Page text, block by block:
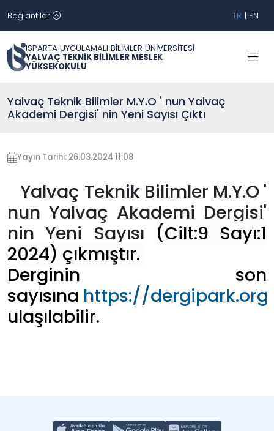
Bağlantılar TR | EN
ISPARTA UYGULAMALI BİLİMLER ÜNİVERSİTESİ
YALVAÇ TEKNİK BİLİMLER MESLEK
YÜKSEKOKULU
Yalvaç Teknik Bilimler M.Y.O ' nun Yalvaç
Akademi Dergisi' nin Yeni Sayısı Çıktı
Yayın Tarihi: 26.03.2024 11:08
Yalvaç Teknik Bilimler M.Y.O '
nun Yalvaç Akademi Dergisi'
nin Yeni Sayısı (Cilt:9 Sayı:1
2024) çıkmıştır.
Derginin son
sayısına https://
ulaşılabilir.